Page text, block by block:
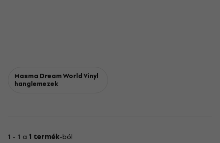
Masma Dream World Vinyl
hanglemezek
1 - 1 a 1 termék-ból